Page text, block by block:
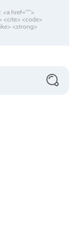
<a href="">
<cite> <code>
<strong>